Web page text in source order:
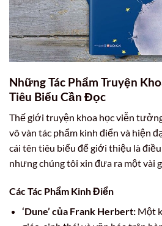
Những Tác Phẩm Truyện
Tiêu Biểu Cần Đọc
Thế giới truyện khoa học viễn
vô vàn tác phẩm kinh điển và hiện
cái tên tiêu biểu để giới thiệu là
nhưng chúng tôi xin đưa ra một vài
Các Tác Phẩm Kinh Điển
‘Dune’ của Frank Herbert:Một